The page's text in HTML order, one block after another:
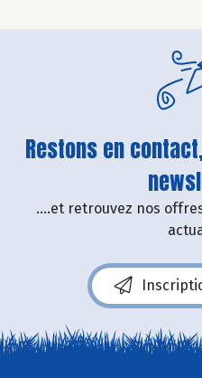
Restons en
....et retrouvez nos